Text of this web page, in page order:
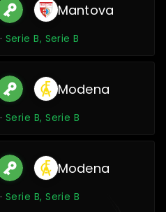
Mantova
Serie B, Serie B
Modena
Serie B, Serie B
Modena
Serie B, Serie B